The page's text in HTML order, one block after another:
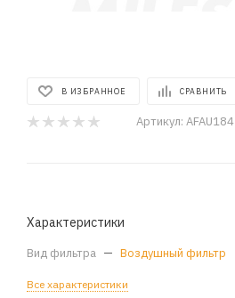
В ИЗБРАННОЕ СРАВНИТЬ
Артикул: AFAU184
Характеристики
Вид фильтра — Воздушный фильтр
Все характеристики